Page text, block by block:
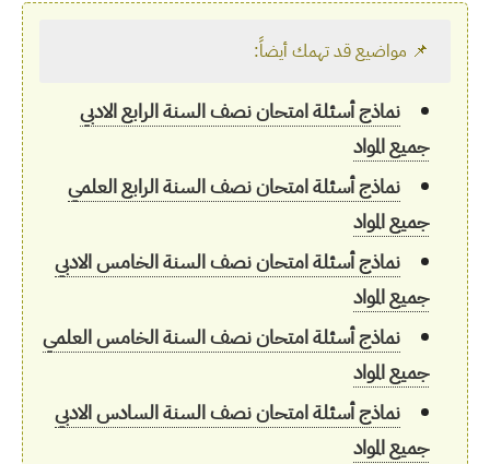
📌 مواضيع قد تهمك أيضاً:
نماذج أسئلة امتحان نصف السنة الرابع الادبي
جميع المواد
نماذج أسئلة امتحان نصف السنة الرابع العلمي
جميع المواد
نماذج أسئلة امتحان نصف السنة الخامس الادبي
جميع المواد
نماذج أسئلة امتحان نصف السنة الخامس العلمي
جميع المواد
نماذج أسئلة امتحان نصف السنة السادس الادبي
جميع المواد